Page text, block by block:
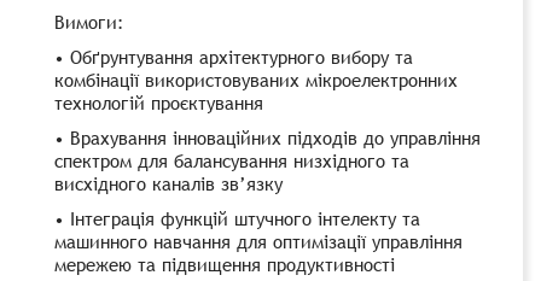
Вимоги:
• Обґрунтування архітектурного вибору та
комбінації використовуваних мікроелектронних
технологій проєктування
• Врахування інноваційних підходів до управління
спектром для балансування низхідного та
висхідного каналів зв’язку
• Інтеграція функцій штучного інтелекту та
машинного навчання для оптимізації управління
мережею та підвищення продуктивності